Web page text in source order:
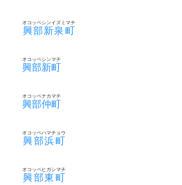
興部新泉町
オコッペシンイズミマチ
興部新町
オコッペシンマチ
興部仲町
オコッペナカマチ
興部浜町
オコッペハマチョウ
興部東町
オコッペヒガシマチ